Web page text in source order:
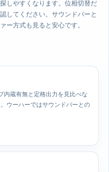
しやすくなります。位相切替だ
してください。サウンドバーと
ー方式も見ると安心です。
内蔵有無と定格出力を見比べな
ウーハーではサウンドバーとの